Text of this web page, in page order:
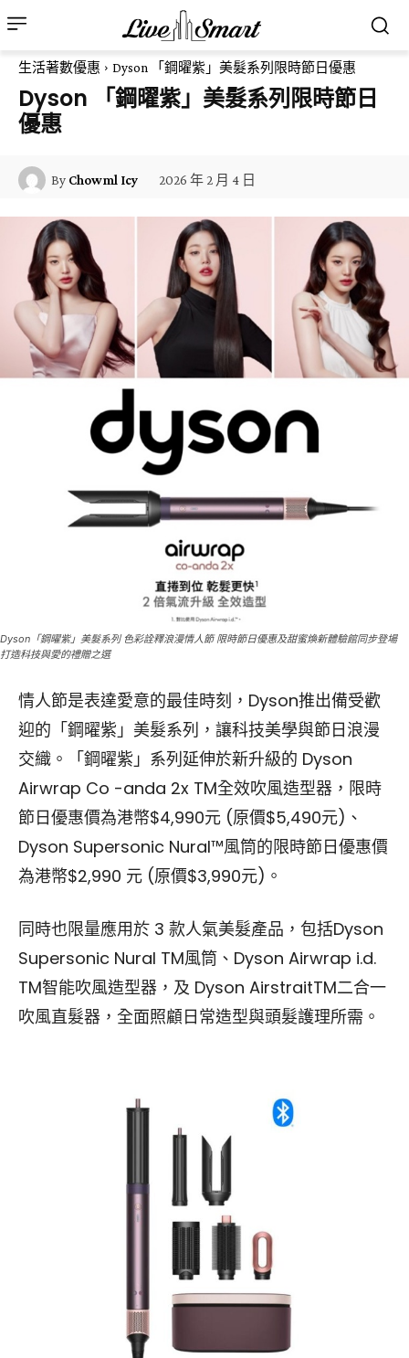
生活著數優惠 Dyson 「鋼曜紫」美髮系列限時節日優惠
Dyson 「鋼曜紫」美髮系列限時節日
優惠
By Chowml Icy 2026 年 2 月 4 日
Dyson「鋼曜紫」美髮系列 色彩詮釋浪漫情人節 限時節日優惠及甜蜜煥新體驗館同步登場
打造科技與愛的禮贈之選
情人節是表達愛意的最佳時刻，Dyson推出備受歡
迎的「鋼曜紫」美髮系列，讓科技美學與節日浪漫
交織。「鋼曜紫」系列延伸於新升級的 Dyson
Airwrap Co -anda 2x TM全效吹風造型器，限時
節日優惠價為港幣$4,990元 (原價$5,490元)、
Dyson Supersonic Nural™風筒的限時節日優惠價
為港幣$2,990 元 (原價$3,990元)。
同時也限量應用於 3 款人氣美髮產品，包括Dyson
Supersonic Nural TM風筒、Dyson Airwrap i.d.
TM智能吹風造型器，及 Dyson AirstraitTM二合一
吹風直髮器，全面照顧日常造型與頭髮護理所需。